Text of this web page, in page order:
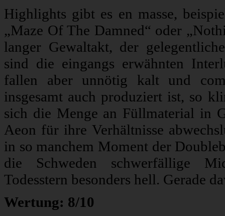
Highlights gibt es en masse,
„Maze Of The Damned“ oder
langer Gewaltakt, der
sind die eingangs erwähnten
fallen aber unnötig kalt und
insgesamt auch produziert ist, so
sich die Menge an Füllmaterial in
Aeon für ihre Verhältnisse
in so manchem Moment der
die Schweden schwerfällige
Todesstern besonders hell. Gerade
Wertung: 8/10